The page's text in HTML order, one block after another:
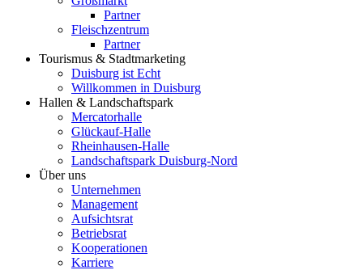
Partner
Fleischzentrum
Partner
Tourismus & Stadtmarketing
Duisburg ist Echt
Willkommen in Duisburg
Hallen & Landschaftspark
Mercatorhalle
Glückauf-Halle
Rheinhausen-Halle
Landschaftspark Duisburg-Nord
Über uns
Unternehmen
Management
Aufsichtsrat
Betriebsrat
Kooperationen
Karriere